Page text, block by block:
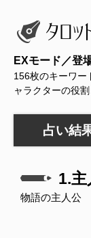
EXモード／登
156枚のキーワー
ャラクターの役
占い結
1.主
物語の主人公